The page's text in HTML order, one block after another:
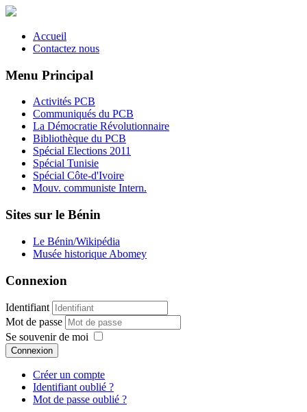
Accueil
Contactez nous
Menu Principal
Activités PCB
Communiqués du PCB
La Démocratie Révolutionnaire
Bibliothèque du PCB
Spécial Elections 2011
Spécial Tunisie
Spécial Côte-d'Ivoire
Mouv. communiste Intern.
Sites sur le Bénin
Le Bénin/Wikipédia
Musée historique Abomey
Connexion
Identifiant
Mot de passe
Se souvenir de moi
Connexion
Créer un compte
Identifiant oublié ?
Mot de passe oublié ?